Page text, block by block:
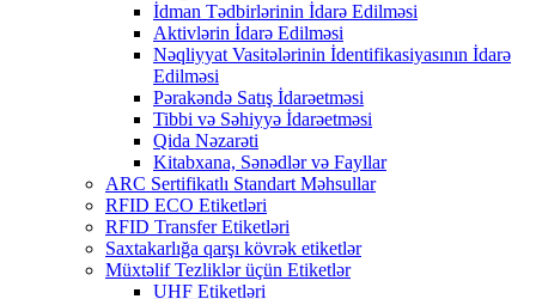
İdman Tədbirlərinin İdarə Edilməsi
Aktivlərin İdarə Edilməsi
Nəqliyyat Vasitələrinin İdentifikasiyasının İdarə
Edilməsi
Pərakəndə Satış İdarəetməsi
Tibbi və Səhiyyə İdarəetməsi
Qida Nəzarəti
Kitabxana, Sənədlər və Fayllar
ARC Sertifikatlı Standart Məhsullar
RFID ECO Etiketləri
RFID Transfer Etiketləri
Saxtakarlığa qarşı kövrək etiketlər
Müxtəlif Tezliklər üçün Etiketlər
UHF Etiketləri